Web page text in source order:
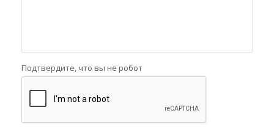
Подтвердите, что вы не робот